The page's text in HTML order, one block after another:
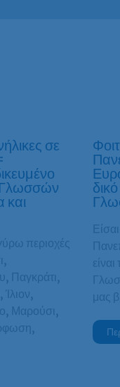
σε
Γλωσσών
και
περιοχές
Παγκράτι,
Ίλιον,
Μαρούσι,
μας